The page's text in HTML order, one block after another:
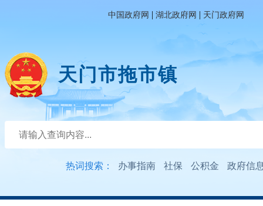
中国政府网 | 湖北政府网 | 天门政府网
天门市拖市镇
热词搜索： 办事指南 社保 公积金 政府信